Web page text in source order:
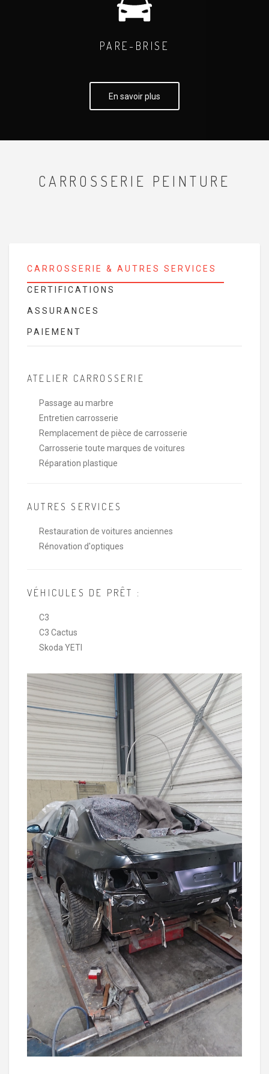
PARE-BRISE
En savoir plus
CARROSSERIE PEINTURE
CARROSSERIE & AUTRES SERVICES
CERTIFICATIONS
ASSURANCES
PAIEMENT
ATELIER CARROSSERIE
Passage au marbre
Entretien carrosserie
Remplacement de pièce de carrosserie
Carrosserie toute marques de voitures
Réparation plastique
AUTRES SERVICES
Restauration de voitures anciennes
Rénovation d'optiques
VÉHICULES DE PRÊT :
C3
C3 Cactus
Skoda YETI